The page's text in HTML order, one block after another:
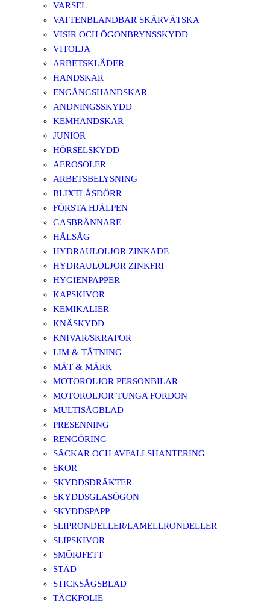
VARSEL
VATTENBLANDBAR SKÄRVÄTSKA
VISIR OCH ÖGONBRYNSSKYDD
VITOLJA
ARBETSKLÄDER
HANDSKAR
ENGÅNGSHANDSKAR
ANDNINGSSKYDD
KEMHANDSKAR
JUNIOR
HÖRSELSKYDD
AEROSOLER
ARBETSBELYSNING
BLIXTLÅSDÖRR
FÖRSTA HJÄLPEN
GASBRÄNNARE
HÅLSÅG
HYDRAULOLJOR ZINKADE
HYDRAULOLJOR ZINKFRI
HYGIENPAPPER
KAPSKIVOR
KEMIKALIER
KNÄSKYDD
KNIVAR/SKRAPOR
LIM & TÄTNING
MÄT & MÄRK
MOTOROLJOR PERSONBILAR
MOTOROLJOR TUNGA FORDON
MULTISÅGBLAD
PRESENNING
RENGÖRING
SÄCKAR OCH AVFALLSHANTERING
SKOR
SKYDDSDRÄKTER
SKYDDSGLASÖGON
SKYDDSPAPP
SLIPRONDELLER/LAMELLRONDELLER
SLIPSKIVOR
SMÖRJFETT
STÄD
STICKSÅGSBLAD
TÄCKFOLIE